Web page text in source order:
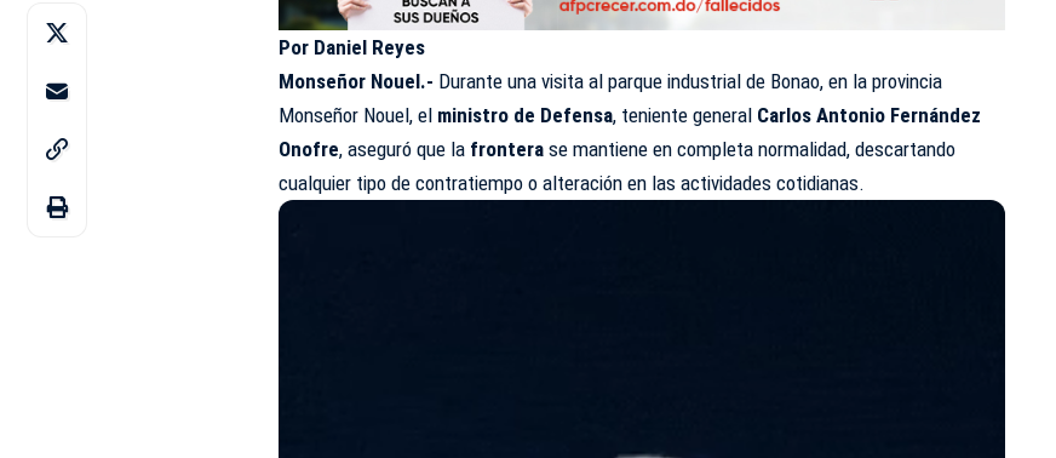
Por Daniel Reyes
Monseñor Nouel.- Durante una visita al parque industrial de Bonao, en la provincia
Monseñor Nouel, el ministro de Defensa, teniente general Carlos Antonio Fernández
Onofre, aseguró que la fronterase mantiene en completa normalidad, descartando
cualquier tipo de contratiempo o alteración en las actividades cotidianas.